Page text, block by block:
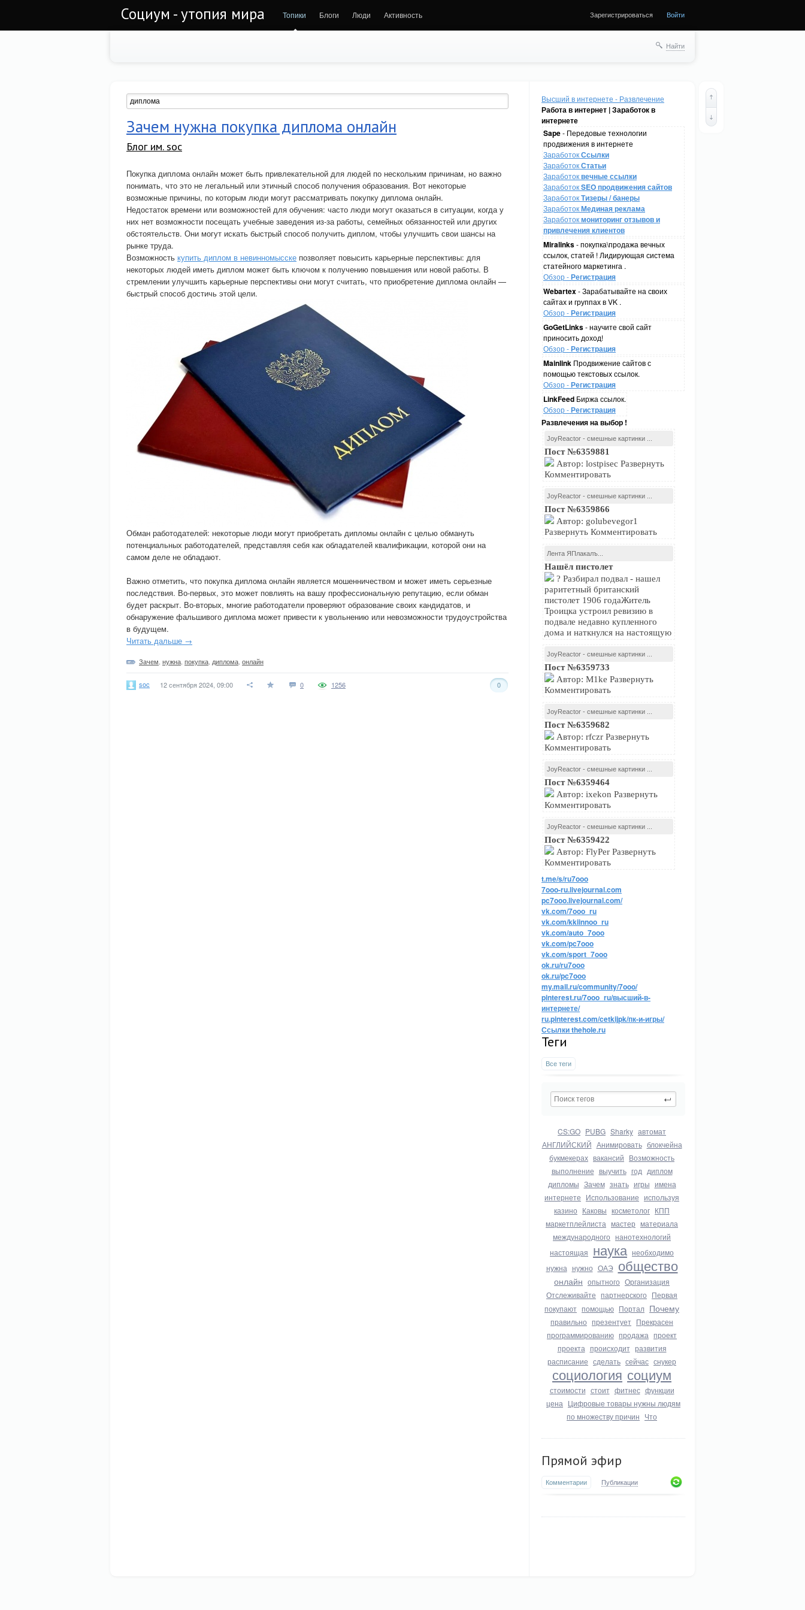
Социум - утопия мира Топики Блоги Люди Активность Зарегистрироваться Войти
Найти
Высший в интернете - Развлечение
Работа в интернет | Заработок в
интернете
Sape- Передовые технологии
продвижения в интернете
ЗаработокСсылки
ЗаработокСтатьи
Заработоквечные ссылки
ЗаработокSEO продвижения сайтов
ЗаработокТизеры / банеры
ЗаработокМединая реклама
Заработокмониторинг отзывов и
привлечения клиентов
Miralinks- покупка\продажа вечных
ссылок, статей ! Лидирующая система
статейного маркетинга .
Обзор -Регистрация
Webartex- Зарабатывайте на своих
сайтах и группах в VK .
Обзор -Регистрация
GoGetLinks- научите свой сайт
приносить доход!
Обзор -Регистрация
Mainlink Продвижение сайтов с
помощью текстовых ссылок.
Обзор -Регистрация
LinkFeed Биржа ссылок.
Обзор -Регистрация
Развлечения на выбор !
JoyReactor - смешные картинки ...
Пост №6359881
Автор: lostpisec Развернуть
Комментировать
JoyReactor - смешные картинки ...
Пост №6359866
Автор: golubevegor1
Развернуть Комментировать
Лента ЯПлакалъ...
Нашёл пистолет
? Разбирал подвал - нашел
раритетный британский
пистолет 1906 годаЖитель
Троицка устроил ревизию в
подвале недавно купленного
дома и наткнулся на настоящую
JoyReactor - смешные картинки ...
Пост №6359733
Автор: M1ke Развернуть
Комментировать
JoyReactor - смешные картинки ...
Пост №6359682
Автор: rfczr Развернуть
Комментировать
JoyReactor - смешные картинки ...
Пост №6359464
Автор: ixekon Развернуть
Комментировать
JoyReactor - смешные картинки ...
Пост №6359422
Автор: FlyPer Развернуть
Комментировать
t.me/s/ru7ooo
7ooo-ru.livejournal.com
pc7ooo.livejournal.com/
vk.com/7ooo_ru
vk.com/kkiinnoo_ru
vk.com/auto_7ooo
vk.com/pc7ooo
vk.com/sport_7ooo
ok.ru/ru7ooo
ok.ru/pc7ooo
my.mail.ru/community/7ooo/
pinterest.ru/7ooo_ru/высший-в-
интернете/
ru.pinterest.com/cetkijpk/пк-и-игры/
Ссылки thehole.ru
Теги
Все теги
CS:GO PUBG Sharky автомат
АНГЛИЙСКИЙ Анимировать блокчейна
букмекерах вакансий Возможность
выполнение выучить год диплом
дипломы Зачем знать игры имена
интернете Использование используя
казино Каковы косметолог КПП
маркетплейлиста мастер материала
международного нанотехнологий
настоящая наука необходимо
нужна нужно ОАЭ общество
онлайн опытного Организация
Отслеживайте партнерского Первая
покупают помощью Портал Почему
правильно презентует Прекрасен
программированию продажа проект
проекта происходит развития
расписание сделать сейчас снукер
социология социум
стоимости стоит фитнес функции
цена Цифровые товары нужны людям
по множеству причин Что
Прямой эфир
Комментарии Публикации
Зачем нужна покупка диплома онлайн
Блог им. soc
Покупка диплома онлайн может быть привлекательной для людей по нескольким причинам, но важно
понимать, что это не легальный или этичный способ получения образования. Вот некоторые
возможные причины, по которым люди могут рассматривать покупку диплома онлайн.
Недостаток времени или возможностей для обучения: часто люди могут оказаться в ситуации, когда у
них нет возможности посещать учебные заведения из-за работы, семейных обязанностей или других
обстоятельств. Они могут искать быстрый способ получить диплом, чтобы улучшить свои шансы на
рынке труда.
Возможность купить диплом в невинномысске позволяет повысить карьерные перспективы: для
некоторых людей иметь диплом может быть ключом к получению повышения или новой работы. В
стремлении улучшить карьерные перспективы они могут считать, что приобретение диплома онлайн —
быстрый способ достичь этой цели.
Обман работодателей: некоторые люди могут приобретать дипломы онлайн с целью обмануть
потенциальных работодателей, представляя себя как обладателей квалификации, которой они на
самом деле не обладают.
Важно отметить, что покупка диплома онлайн является мошенничеством и может иметь серьезные
последствия. Во-первых, это может повлиять на вашу профессиональную репутацию, если обман
будет раскрыт. Во-вторых, многие работодатели проверяют образование своих кандидатов, и
обнаружение фальшивого диплома может привести к увольнению или невозможности трудоустройства
в будущем.
Читать дальше →
Зачем нужна покупка диплома онлайн
soc 12 сентября 2024, 09:00 0 0
1256